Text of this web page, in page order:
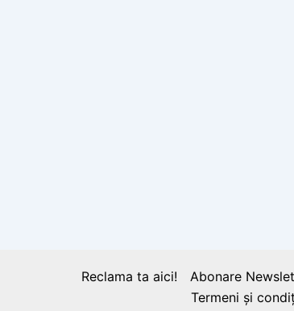
Reclama ta aici! Abonare
Termeni și